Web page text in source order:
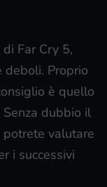
Far Cry 5,
deboli. Proprio
è quello
dubbio il
valutare
i successivi